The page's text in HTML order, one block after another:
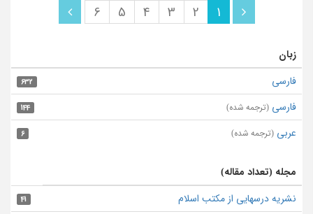
1
2
3
4
5
6
زبان
فارسی 632
فارسی (ترجمه شده) 144
عربی (ترجمه شده) 6
مجله (تعداد مقاله)
نشریه درسهایی از مکتب اسلام 41